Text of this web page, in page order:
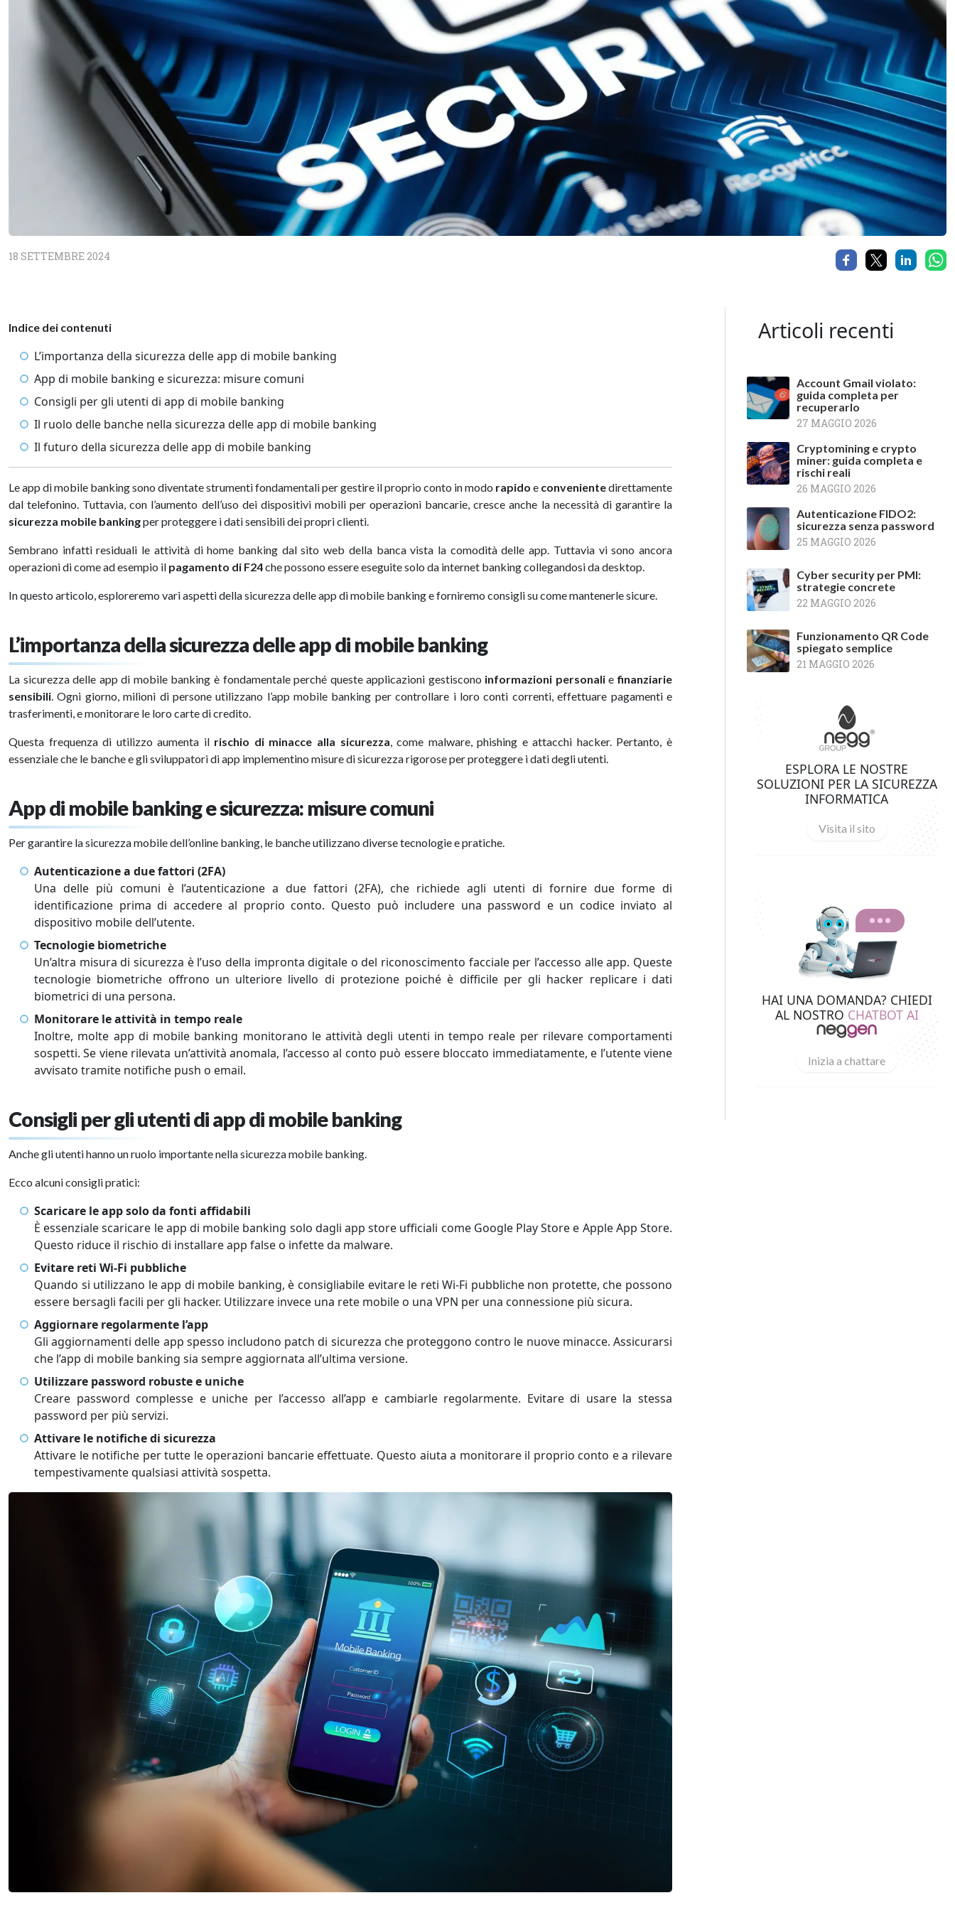
18 SETTEMBRE 2024
Indice dei contenuti
L’importanza della sicurezza delle app di mobile banking
App di mobile banking e sicurezza: misure comuni
Consigli per gli utenti di app di mobile banking
Il ruolo delle banche nella sicurezza delle app di mobile banking
Il futuro della sicurezza delle app di mobile banking
Le app di mobile banking sono diventate strumenti fondamentali per gestire il proprio conto in modo rapido e convenientedirettamente
dal telefonino. Tuttavia, con l’aumento dell’uso dei dispositivi mobili per operazioni bancarie, cresce anche la necessità di garantire la
sicurezza mobile bankingper proteggere i dati sensibili dei propri clienti.
Sembrano infatti residuali le attività di home banking dal sito web della banca vista la comodità delle app. Tuttavia vi sono ancora
operazioni di come ad esempio il pagamento di F24che possono essere eseguite solo da internet banking collegandosi da desktop.
In questo articolo, esploreremo vari aspetti della sicurezza delle app di mobile banking e forniremo consigli su come mantenerle sicure.
L’importanza della sicurezza delle app di mobile banking
La sicurezza delle app di mobile banking è fondamentale perché queste applicazioni gestiscono informazioni personaliefinanziarie
sensibili. Ogni giorno, milioni di persone utilizzano l’app mobile banking per controllare i loro conti correnti, effettuare pagamenti e
trasferimenti, e monitorare le loro carte di credito.
Questa frequenza di utilizzo aumenta il rischio di minacce alla sicurezza, come malware, phishing e attacchi hacker. Pertanto, è
essenziale che le banche e gli sviluppatori di app implementino misure di sicurezza rigorose per proteggere i dati degli utenti.
App di mobile banking e sicurezza: misure comuni
Per garantire la sicurezza mobile dell’online banking, le banche utilizzano diverse tecnologie e pratiche.
Autenticazione a due fattori (2FA)
Una delle più comuni è l’autenticazione a due fattori (2FA), che richiede agli utenti di fornire due forme di
identificazione prima di accedere al proprio conto. Questo può includere una password e un codice inviato al
dispositivo mobile dell’utente.
Tecnologie biometriche
Un’altra misura di sicurezza è l’uso della impronta digitale o del riconoscimento facciale per l’accesso alle app. Queste
tecnologie biometriche offrono un ulteriore livello di protezione poiché è difficile per gli hacker replicare i dati
biometrici di una persona.
Monitorare le attività in tempo reale
Inoltre, molte app di mobile banking monitorano le attività degli utenti in tempo reale per rilevare comportamenti
sospetti. Se viene rilevata un’attività anomala, l’accesso al conto può essere bloccato immediatamente, e l’utente viene
avvisato tramite notifiche push o email.
Consigli per gli utenti di app di mobile banking
Anche gli utenti hanno un ruolo importante nella sicurezza mobile banking.
Ecco alcuni consigli pratici:
Scaricare le app solo da fonti affidabili
È essenziale scaricare le app di mobile banking solo dagli app store ufficiali come Google Play Store e Apple App Store.
Questo riduce il rischio di installare app false o infette da malware.
Evitare reti Wi-Fi pubbliche
Quando si utilizzano le app di mobile banking, è consigliabile evitare le reti Wi-Fi pubbliche non protette, che possono
essere bersagli facili per gli hacker. Utilizzare invece una rete mobile o una VPN per una connessione più sicura.
Aggiornare regolarmente l’app
Gli aggiornamenti delle app spesso includono patch di sicurezza che proteggono contro le nuove minacce. Assicurarsi
che l’app di mobile banking sia sempre aggiornata all’ultima versione.
Utilizzare password robuste e uniche
Creare password complesse e uniche per l’accesso all’app e cambiarle regolarmente. Evitare di usare la stessa
password per più servizi.
Attivare le notifiche di sicurezza
Attivare le notifiche per tutte le operazioni bancarie effettuate. Questo aiuta a monitorare il proprio conto e a rilevare
tempestivamente qualsiasi attività sospetta.
Articoli recenti
Account Gmail violato:
guida completa per
recuperarlo
27 MAGGIO 2026
Cryptomining e crypto
miner: guida completa e
rischi reali
26 MAGGIO 2026
Autenticazione FIDO2:
sicurezza senza password
25 MAGGIO 2026
Cyber security per PMI:
strategie concrete
22 MAGGIO 2026
Funzionamento QR Code
spiegato semplice
21 MAGGIO 2026
ESPLORA LE NOSTRE
SOLUZIONI PER LA SICUREZZA
INFORMATICA
Visita il sito
HAI UNA DOMANDA? CHIEDI
AL NOSTRO CHATBOT AI
Inizia a chattare